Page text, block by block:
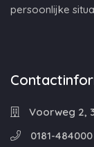
persoonlijke
Voorweg 2,
0181-484000